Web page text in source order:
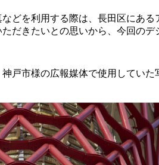
どを利用する際は、長田区にある
だきたいとの思いから、今回のデ
戸市様の広報媒体で使用していた